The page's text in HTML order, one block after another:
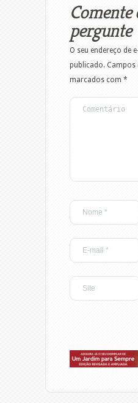
Comente
pergunte
O seu endereço de
publicado.
marcados com *